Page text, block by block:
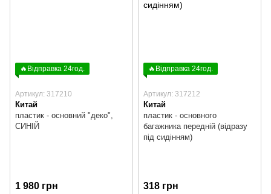
🔥Відправка 24год.
Артикул: 317210
Китай
пластик - основний "деко",
СИНІЙ
1 980 грн
🔥Відправка 24год.
Артикул: 317212
Китай
пластик - основного
багажника передній (відразу
під сидінням)
318 грн